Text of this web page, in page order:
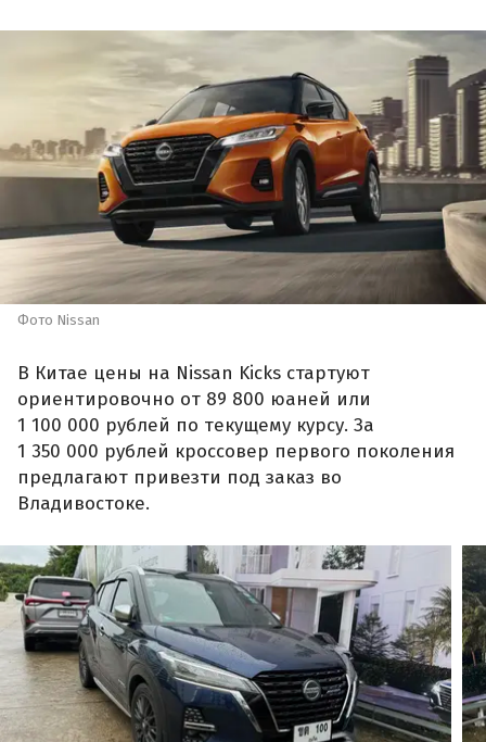
Фото Nissan
В Китае цены на Nissan Kicks стартуют
ориентировочно от 89 800 юаней или
1 100 000 рублей по текущему курсу. За
1 350 000 рублей кроссовер первого поколения
предлагают привезти под заказ во
Владивостоке.